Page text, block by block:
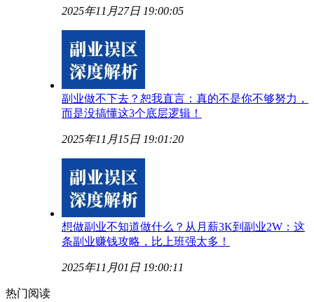
2025年11月27日 19:00:05
副业做不下去？恕我直言：真的不是你不够努力，
而是没搞懂这3个底层逻辑！
2025年11月15日 19:01:20
想做副业不知道做什么？从月薪3K到副业2W：这
条副业赚钱攻略，比上班强太多！
2025年11月01日 19:00:11
热门阅读